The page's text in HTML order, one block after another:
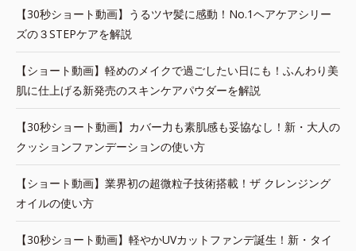
【30秒ショート動画】うるツヤ髪に感動！No.1ヘアケアシリー
ズの３STEPケアを解説
【ショート動画】軽めのメイクで過ごしたい日にも！ふんわり美
肌に仕上げる新発売のスキンケアパウダーを解説
【30秒ショート動画】カバー力も素肌感も妥協なし！新・大人の
クッションファンデーションの使い方
【ショート動画】業界初の超微粒子技術搭載！ザ クレンジング
オイルの使い方
【30秒ショート動画】軽やかUVカットファンデ誕生！新・タイ